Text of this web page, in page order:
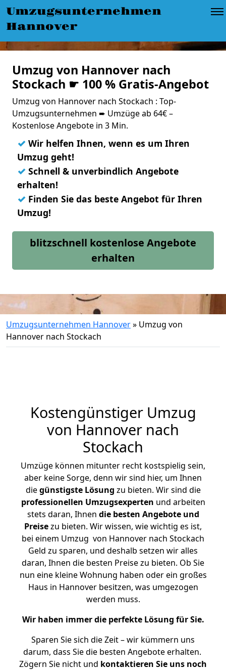
Umzugsunternehmen
Hannover
Umzug von Hannover nach
Stockach ☛ 100 % Gratis-Angebot
Umzug von Hannover nach Stockach : Top-
Umzugsunternehmen ➨ Umzüge ab 64€ –
Kostenlose Angebote in 3 Min.
✓ Wir helfen Ihnen, wenn es um Ihren
Umzug geht!
✓ Schnell & unverbindlich Angebote
erhalten!
✓ Finden Sie das beste Angebot für Ihren
Umzug!
blitzschnell kostenlose Angebote
erhalten
Umzugsunternehmen Hannover» Umzug von
Hannover nach Stockach
Kostengünstiger Umzug
von Hannover nach
Stockach
Umzüge können mitunter recht kostspielig sein,
aber keine Sorge, denn wir sind hier, um Ihnen
diegünstigste Lösung zu bieten. Wir sind die
professionellen Umzugsexperten und arbeiten
stets daran, Ihnen die besten Angebote und
Preisezu bieten. Wir wissen, wie wichtig es ist,
bei einem Umzug von Hannover nach Stockach
Geld zu sparen, und deshalb setzen wir alles
daran, Ihnen die besten Preise zu bieten. Ob Sie
nun eine kleine Wohnung haben oder ein großes
Haus in Hannover besitzen, was umgezogen
werden muss.
Wir haben immer die perfekte Lösung für Sie.
Sparen Sie sich die Zeit – wir kümmern uns
darum, dass Sie die besten Angebote erhalten.
Zögern Sie nicht und kontaktieren Sie uns noch